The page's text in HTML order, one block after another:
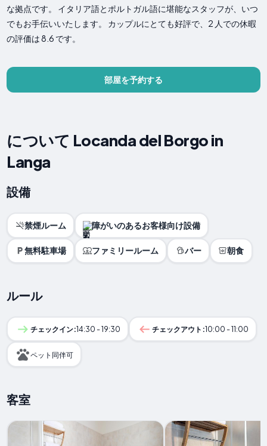
な拠点です。 イタリア語とポルトガル語に堪能なスタッフが、いつ
でもお手伝いいたします。 カップルにとても好評で、2 人での休暇
の評価は 8.6 です。
部屋を予約する
について Locanda del Borgo in
Langa
設備
禁煙ルーム 障がいのあるお客様向け設備
無料駐車場 ファミリールーム バー 朝食
ルール
チェックイン:14:30 - 19:30 チェックアウト:10:00 - 11:00
ペット同伴可
客室